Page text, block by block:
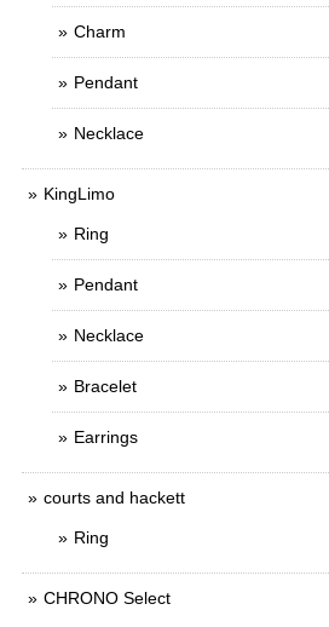
Charm
Pendant
Necklace
KingLimo
Ring
Pendant
Necklace
Bracelet
Earrings
courts and hackett
Ring
CHRONO Select